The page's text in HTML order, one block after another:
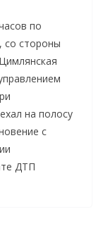
по
со стороны
на полосу
с
ДТП